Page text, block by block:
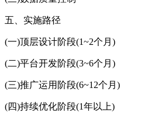
五、实施路径
(一)顶层设计阶段(1~2个月)
(二)平台开发阶段(3~6个月)
(三)推广运用阶段(6~12个月)
(四)持续优化阶段(1年以上)